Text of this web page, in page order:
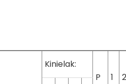
Kinielak:
P
1
2